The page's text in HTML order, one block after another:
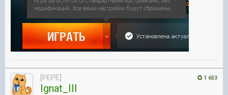
1 653
[PEPE]
Ignat_III